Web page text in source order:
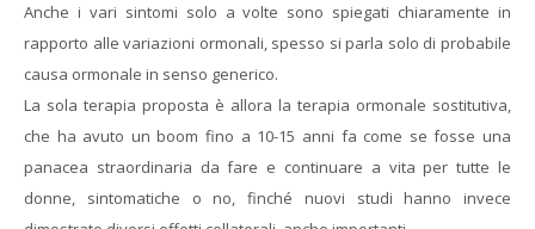
Anche i vari sintomi solo a volte sono spiegati chiaramente in
rapporto alle variazioni ormonali, spesso si parla solo di probabile
causa ormonale in senso generico.
La sola terapia proposta è allora la terapia ormonale sostitutiva,
che ha avuto un boom fino a 10-15 anni fa come se fosse una
panacea straordinaria da fare e continuare a vita per tutte le
donne, sintomatiche o no, finché nuovi studi hanno invece